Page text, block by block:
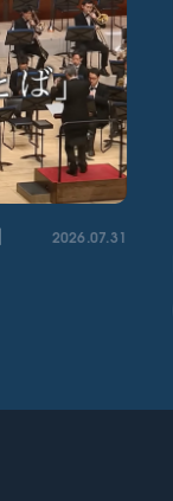
2026.07.31